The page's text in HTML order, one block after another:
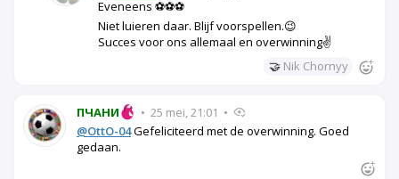
Eveneens ⚽⚽⚽
Niet luieren daar. Blijf voorspellen.😉
Succes voor ons allemaal en overwinning✌️
🤝 Nik Chornyy
ПЧАНИ • 25 mei, 21:01 •
@OttO-04Gefeliciteerd met de overwinning. Goed
gedaan.